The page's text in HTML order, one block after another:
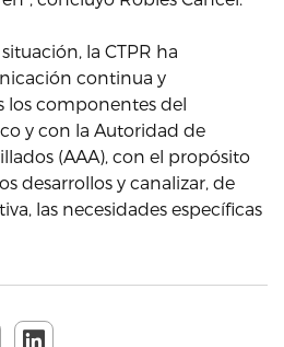
la CTPR ha
continua y
los componentes del
y con la Autoridad de
(AAA), con el propósito
desarrollos y canalizar, de
las necesidades específicas